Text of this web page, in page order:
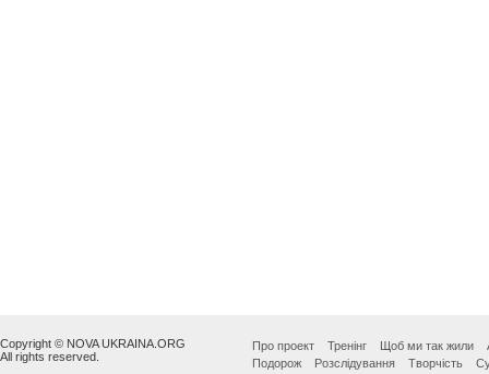
Copyright © NOVA UKRAINA.ORG
All rights reserved.
Про проект Тренінг Щоб ми так жили
Подорож
Розслідування Творчість